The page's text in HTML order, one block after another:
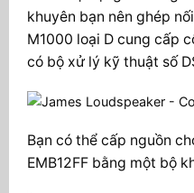
khuyên bạn nên ghép
M1000 loại D cung cấp
có bộ xử lý kỹ thuật số
Bạn có thể cấp nguồn
EMB12FF bằng một bộ